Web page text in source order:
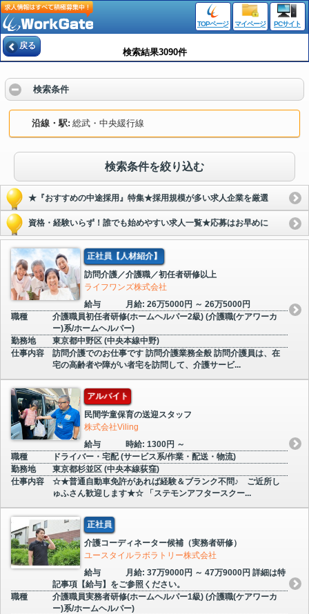
TOPページ マイページ PCサイト
戻る
検索結果3090件
検索条件
沿線・駅 総武・中央緩行線
検索条件を絞り込む
★『おすすめの中途採用』特集★採用規模が多い求人企業を厳選
資格・経験いらず！誰でも始めやすい求人一覧★応募はお早めに
正社員【人材紹介】
訪問介護／介護職／初任者研修以上
ライフワンズ株式会社
給与
月給: 26万5000円 ～ 26万5000円
職種
介護職員初任者研修(ホームヘルパー2級) (介護職(ケアワーカ
ー)系/ホームヘルパー)
勤務地
東京都中野区 (中央本線中野)
仕事内容
訪問介護でのお仕事です 訪問介護業務全般 訪問介護員は、在
宅の高齢者や障がい者宅を訪問して、介護サービ...
アルバイト
民間学童保育の送迎スタッフ
株式会社Viling
給与
時給: 1300円 ～
職種
ドライバー・宅配 (サービス系/作業・配送・物流)
勤務地
東京都杉並区 (中央本線荻窪)
仕事内容
☆★普通自動車免許があれば経験＆ブランク不問♪ ご近所し
ゅふさん歓迎します★☆ 「ステモンアフタースクー...
正社員
介護コーディネーター候補（実務者研修）
ユースタイルラボラトリー株式会社
給与
月給: 37万9000円 ～ 47万9000円 詳細は特
記事項【給与】をご参照ください。
職種
介護職員実務者研修(ホームヘルパー1級) (介護職(ケアワーカ
ー)系/ホームヘルパー)